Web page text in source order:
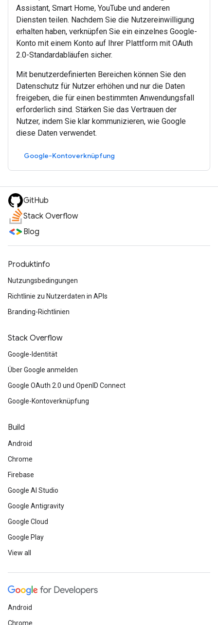
Assistant, Smart Home, YouTube und anderen
Diensten teilen. Nachdem Sie die Nutzereinwilligung
erhalten haben, verknüpfen Sie ein einzelnes Google-
Konto mit einem Konto auf Ihrer Plattform mit OAuth
2.0-Standardabläufen sicher.
Mit benutzerdefinierten Bereichen können Sie den
Datenschutz für Nutzer erhöhen und nur die Daten
freigeben, die für einen bestimmten Anwendungsfall
erforderlich sind. Stärken Sie das Vertrauen der
Nutzer, indem Sie klar kommunizieren, wie Google
diese Daten verwendet.
Google-Kontoverknüpfung
GitHub
Stack Overflow
Blog
Produktinfo
Nutzungsbedingungen
Richtlinie zu Nutzerdaten in APIs
Branding-Richtlinien
Stack Overflow
Google-Identität
Über Google anmelden
Google OAuth 2.0 und OpenID Connect
Google-Kontoverknüpfung
Build
Android
Chrome
Firebase
Google AI Studio
Google Antigravity
Google Cloud
Google Play
View all
Android
Chrome